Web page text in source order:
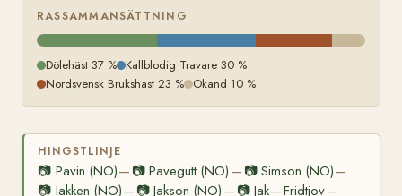
RASSAMMANSÄTTNING
Dölehäst 37 % Kallblodig Travare 30 %
Nordsvensk Brukshäst 23 % Okänd 10 %
HINGSTLINJE
📷 Pavin (NO)— 📷Pavegutt (NO) — 📷 Simson (NO)—
📷 Jakken (NO)— 📷Jakson (NO) — 📷Jak—Fridtjov—